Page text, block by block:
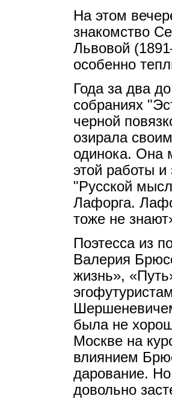
На этом
знакомство
Львовой
особенно
Года за два
собраниях
черной
озирала
одинока. Она
этой работы
"Русской
Лафорга.
тоже не
Поэтесса из
Валерия
жизнь»,
была не
Москве на
влиянием
дарование.
довольно